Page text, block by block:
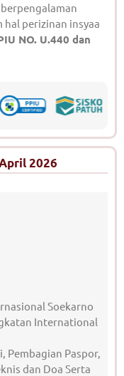
perizinan insyaa
NO. U.440 dan
2026
Soekarno
International
Pembagian Paspor,
dan Doa Serta